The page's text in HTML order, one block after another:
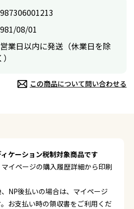
08/01
業日以内に発送（休業日を除
この商品について問い合わせる
ケーション税制対象商品です
イページの購入履歴詳細から印刷
NP後払いの場合は、マイページ
お支払い時の領収書をご利用くだ